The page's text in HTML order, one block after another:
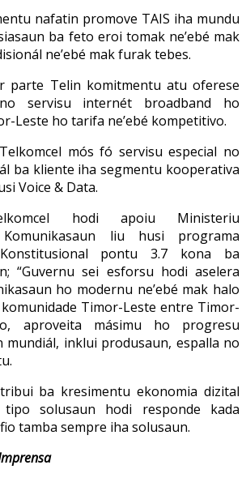
nafatin promove TAIS iha mundu
ba feto eroi tomak ne’ebé mak
ne’ebé mak furak tebes.
parte Telin komitmentu atu oferese
servisu internét broadband ho
Leste ho tarifa ne’ebé kompetitivo.
mós fó servisu especial no
ba kliente iha segmentu kooperativa
Voice & Data.
hodi apoiu Ministeriu
Komunikasaun liu husi programa
pontu 3.7 kona ba
“Guvernu sei esforsu hodi aselera
ho modernu ne’ebé mak halo
Timor-Leste entre Timor-
aproveita másimu ho progresu
mundiál, inklui produsaun, espalla no
ba kresimentu ekonomia dizital
solusaun hodi responde kada
tamba sempre iha solusaun.